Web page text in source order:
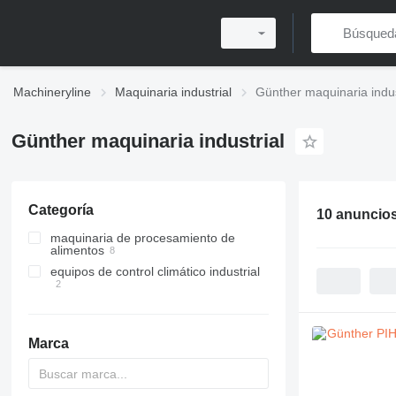
Machineryline Maquinaria industrial Günther maquinaria
Günther maquinaria industrial
Categoría
maquinaria de procesamiento de
alimentos
equipos de procesamiento de
equipos de control climático industrial
Marca
10